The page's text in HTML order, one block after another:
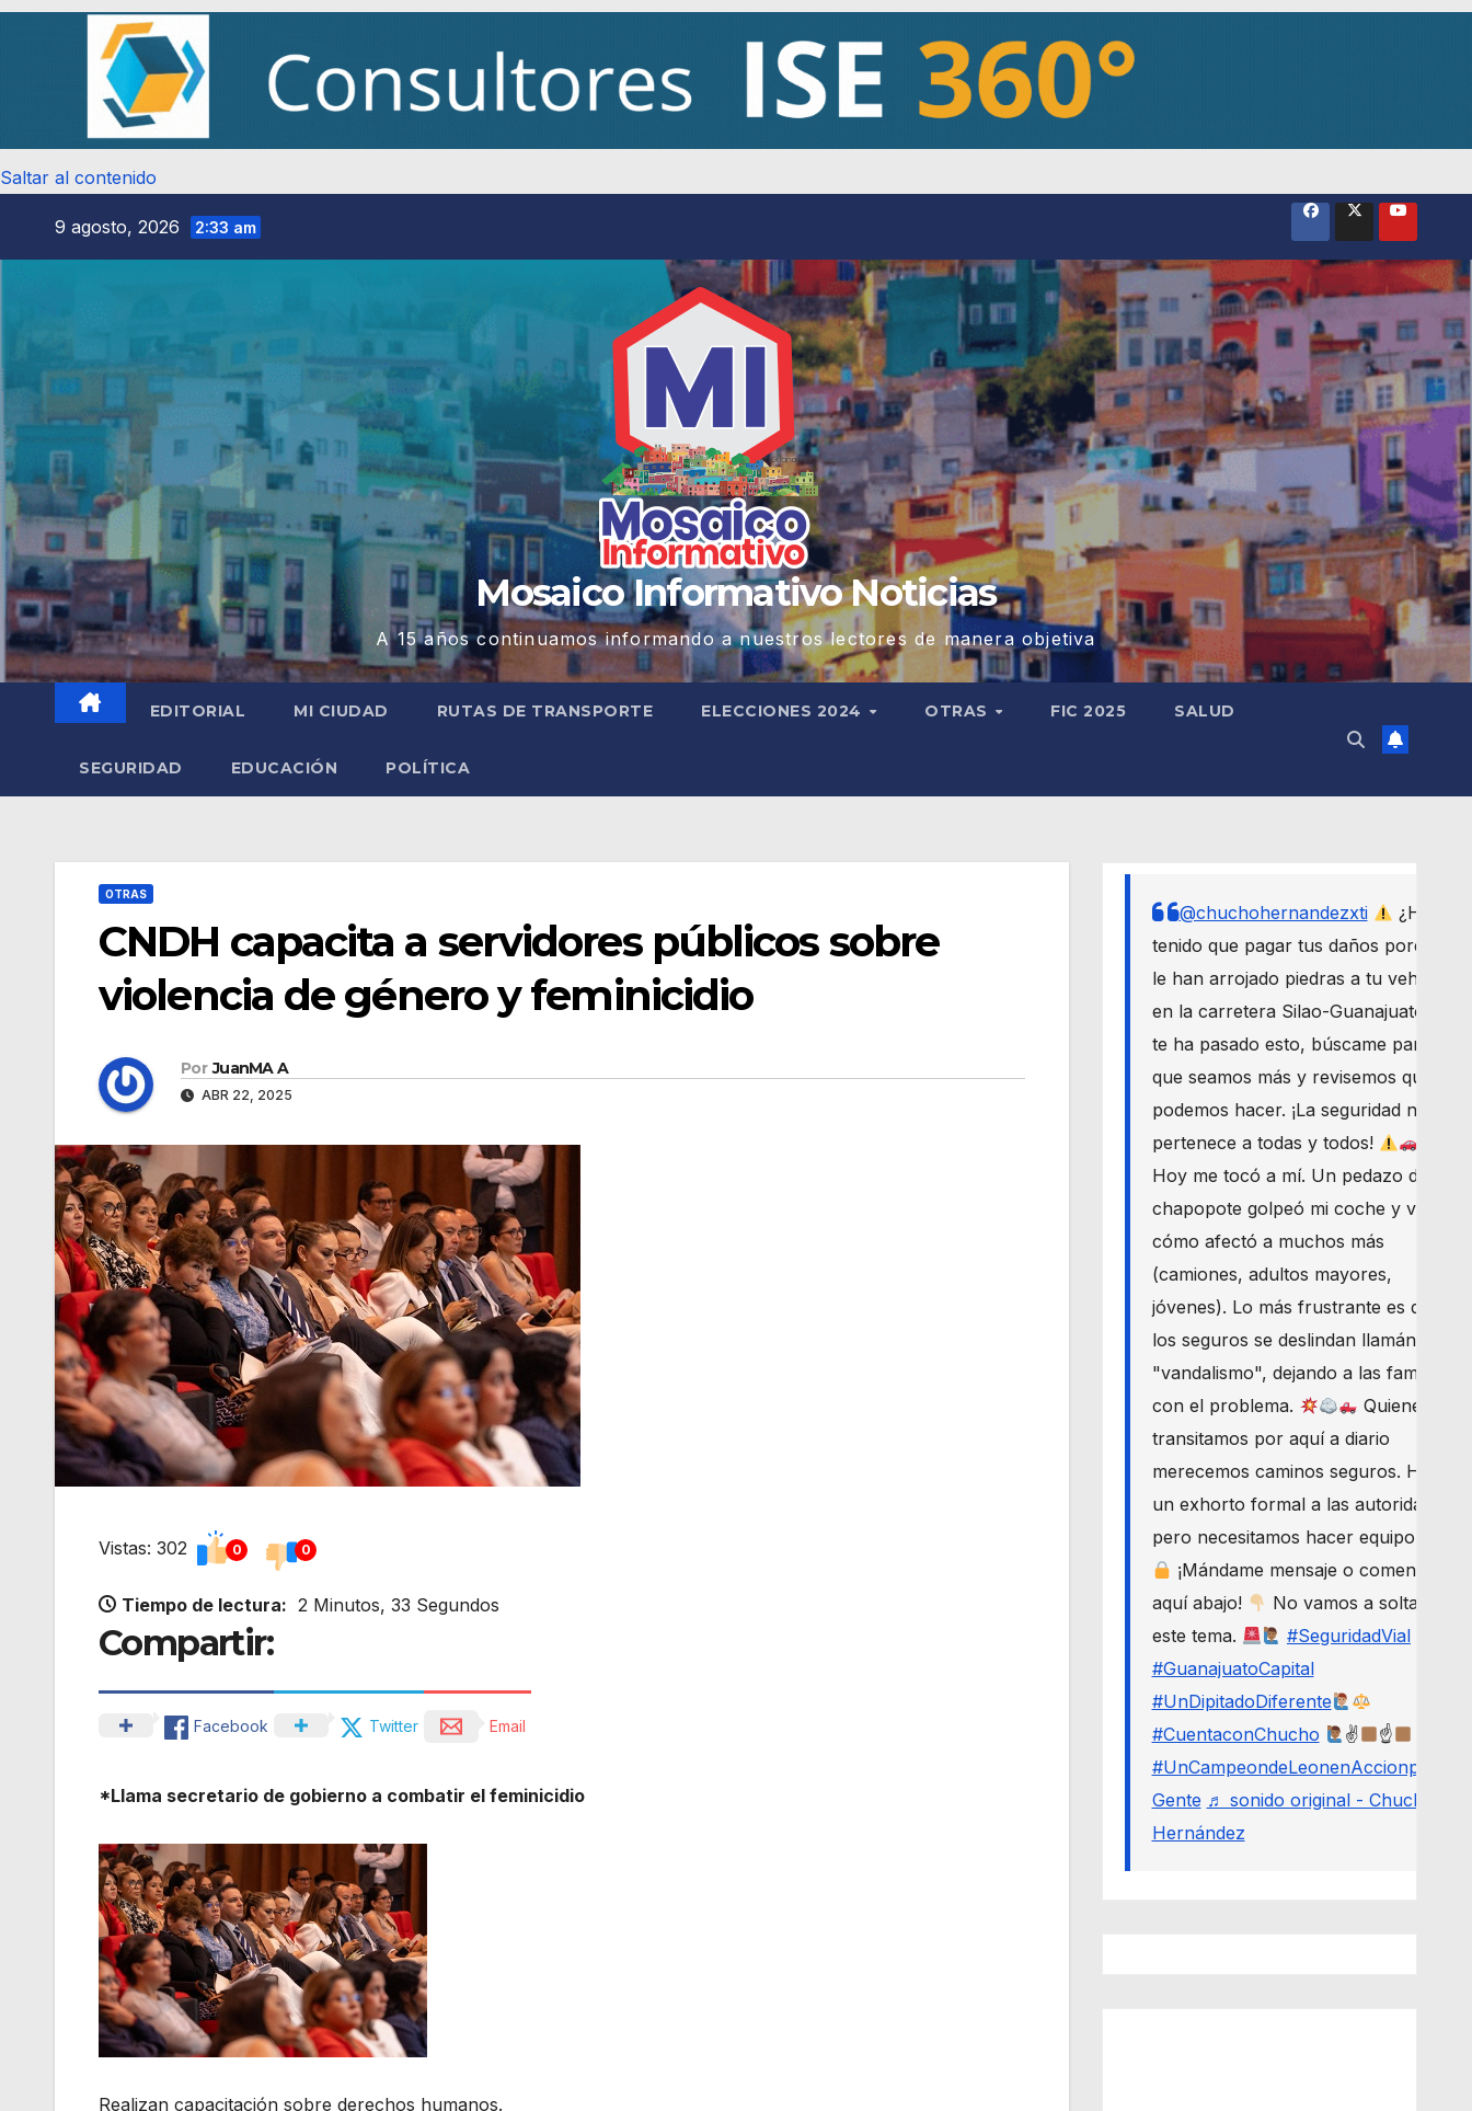
Saltar al contenido
9 agosto, 2026 2:33 am
Mosaico Informativo Noticias
A 15 años continuamos informando a nuestros lectores de manera objetiva
EDITORIAL MI CIUDAD RUTAS DE TRANSPORTE ELECCIONES 2024 OTRAS FIC 2025 SALUD
SEGURIDAD EDUCACIÓN POLÍTICA
OTRAS
CNDH capacita a servidores públicos sobre
violencia de género y feminicidio
Por JuanMA A
ABR 22, 2025
Vistas: 302 0 0
Tiempo de lectura: 2 Minutos, 33 Segundos
Compartir:
Facebook Twitter Email
*Llama secretario de gobierno a combatir el feminicidio
Realizan capacitación sobre derechos humanos.
@chuchohernandezxti
¿Has
tenido que pagar tus daños porque
le han arrojado piedras a tu vehículo
en la carretera Silao-Guanajuato? Si
te ha pasado esto, búscame para
que seamos más y revisemos qué
podemos hacer. ¡La seguridad nos
pertenece a todas y todos!
Hoy me tocó a mí. Un pedazo de
chapopote golpeó mi coche y vi
cómo afectó a muchos más
(camiones, adultos mayores,
jóvenes). Lo más frustrante es que
los seguros se deslindan llamándolo
"vandalismo", dejando a las familias
con el problema.
Quienes
transitamos por aquí a diario
merecemos caminos seguros. Haré
un exhorto formal a las autoridades,
pero necesitamos hacer equipo.
¡Mándame mensaje o comenta
aquí abajo!
No vamos a soltar
este tema.
#SeguridadVial
#GuanajuatoCapital
#UnDipitadoDiferente
#CuentaconChucho
✌
☝
#UnCampeondeLeonenAccionporLa
Gente ♬ sonido original - Chucho
Hernández